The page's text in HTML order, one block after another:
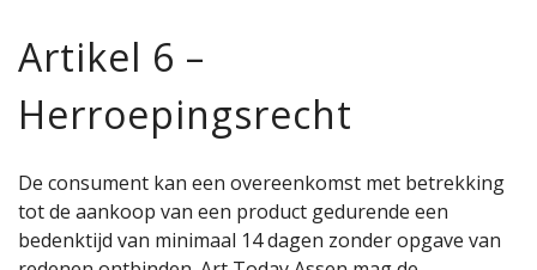
Artikel 6 –
Herroepingsrecht
De consument kan een overeenkomst met betrekking
tot de aankoop van een product gedurende een
bedenktijd van minimaal 14 dagen zonder opgave van